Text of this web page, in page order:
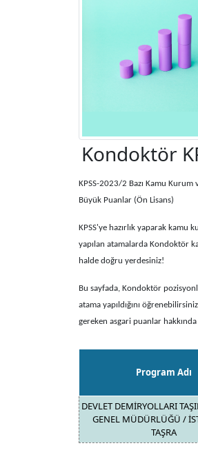
Kondoktör
KPSS-2023/2 Bazı Kamu Kurum
Büyük Puanlar (Ön Lisans)
KPSS'ye hazırlık yaparak
yapılan atamalarda Kondoktör
halde doğru yerdesiniz!
Bu sayfada, Kondoktör
atama yapıldığını
gereken asgari puanlar
Program Adı
DEVLET DEMİRYOLLARI
GENEL MÜDÜRLÜĞÜ /
TAŞRA